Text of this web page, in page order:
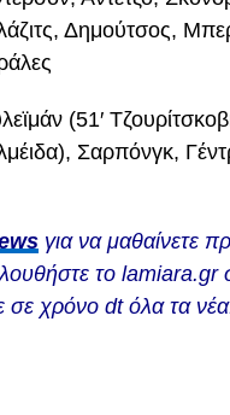
Δημούτσος,
(51′
Σαρπόνγκ,
για να μαθαίνετε
το lamiara.gr
σε χρόνο dt όλα τα